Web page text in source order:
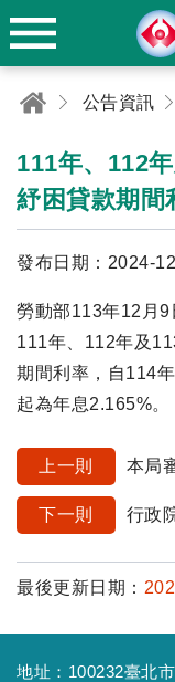
公告資訊
111年、112
紓困貸款期間
發布日期：2024-
勞動部113年12月
111年、112年及
期間利率，自114
起為年息2.165%。
上一則 本局審查114年度老農
下一則 行政院公告
最後更新日期：
地址：100232臺北